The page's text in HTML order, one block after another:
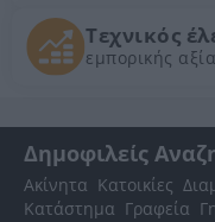
Τεχνικός
εμπορικής
Δημοφιλείς
Ακίνητα Κατοικίες
Κατάστημα Γραφεία